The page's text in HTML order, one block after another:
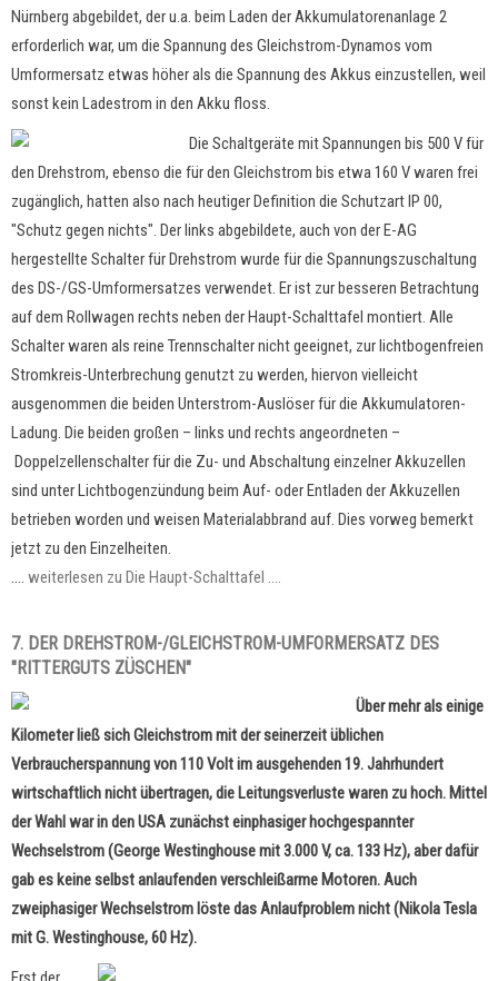
Nürnberg abgebildet, der u.a. beim Laden der Akkumulatorenanlage 2
erforderlich war, um die Spannung des Gleichstrom-Dynamos vom
Umformersatz etwas höher als die Spannung des Akkus einzustellen, weil
sonst kein Ladestrom in den Akku floss.
Die Schaltgeräte mit Spannungen bis 500 V für
den Drehstrom, ebenso die für den Gleichstrom bis etwa 160 V waren frei
zugänglich, hatten also nach heutiger Definition die Schutzart IP 00,
"Schutz gegen nichts". Der links abgebildete, auch von der E-AG
hergestellte Schalter für Drehstrom wurde für die Spannungszuschaltung
des DS-/GS-Umformersatzes verwendet. Er ist zur besseren Betrachtung
auf dem Rollwagen rechts neben der Haupt-Schalttafel montiert. Alle
Schalter waren als reine Trennschalter nicht geeignet, zur lichtbogenfreien
Stromkreis-Unterbrechung genutzt zu werden, hiervon vielleicht
ausgenommen die beiden Unterstrom-Auslöser für die Akkumulatoren-
Ladung. Die beiden großen – links und rechts angeordneten –
Doppelzellenschalter für die Zu- und Abschaltung einzelner Akkuzellen
sind unter Lichtbogenzündung beim Auf- oder Entladen der Akkuzellen
betrieben worden und weisen Materialabbrand auf. Dies vorweg bemerkt
jetzt zu den Einzelheiten.
.... weiterlesen zu Die Haupt-Schalttafel ....
7. DER DREHSTROM-/GLEICHSTROM-UMFORMERSATZ DES
"RITTERGUTS ZÜSCHEN"
Über mehr als einige
Kilometer ließ sich Gleichstrom mit der seinerzeit üblichen
Verbraucherspannung von 110 Volt im ausgehenden 19. Jahrhundert
wirtschaftlich nicht übertragen, die Leitungsverluste waren zu hoch. Mittel
der Wahl war in den USA zunächst einphasiger hochgespannter
Wechselstrom (George Westinghouse mit 3.000 V, ca. 133 Hz), aber dafür
gab es keine selbst anlaufenden verschleißarme Motoren. Auch
zweiphasiger Wechselstrom löste das Anlaufproblem nicht (Nikola Tesla
mit G. Westinghouse, 60 Hz).